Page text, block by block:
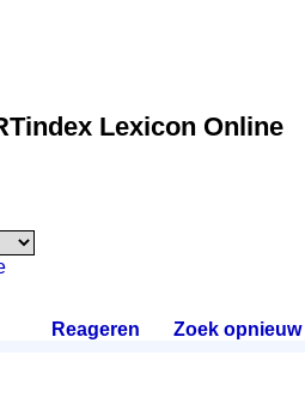
Lexicon Online
Reageren Zoek opnieuw.